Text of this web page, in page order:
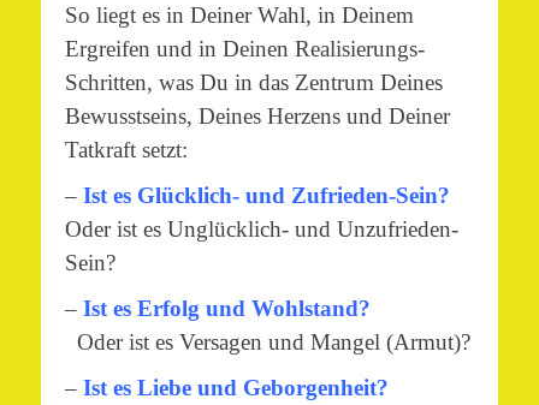
So liegt es in Deiner Wahl, in Deinem
Ergreifen und in Deinen Realisierungs-
Schritten, was Du in das Zentrum Deines
Bewusstseins, Deines Herzens und Deiner
Tatkraft setzt:
– Ist es Glücklich- und Zufrieden-Sein?
Oder ist es Unglücklich- und Unzufrieden-
Sein?
– Ist es Erfolg und Wohlstand?
Oder ist es Versagen und Mangel (Armut)?
– Ist es Liebe und Geborgenheit?